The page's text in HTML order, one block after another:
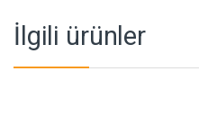
İlgili ürünler